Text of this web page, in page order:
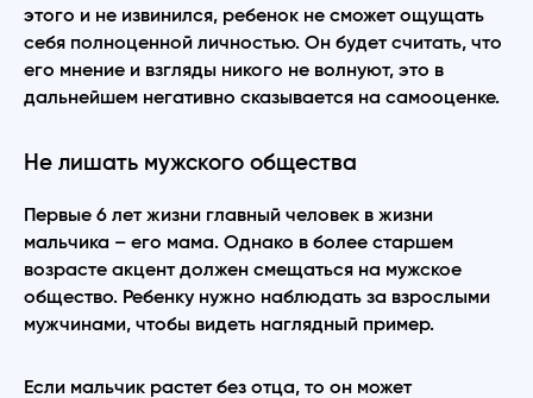
этого и не извинился, ребенок не сможет ощущать
себя полноценной личностью. Он будет считать, что
его мнение и взгляды никого не волнуют, это в
дальнейшем негативно сказывается на самооценке.
Не лишать мужского общества
Первые 6 лет жизни главный человек в жизни
мальчика – его мама. Однако в более старшем
возрасте акцент должен смещаться на мужское
общество. Ребенку нужно наблюдать за взрослыми
мужчинами, чтобы видеть наглядный пример.
Если мальчик растет без отца, то он может